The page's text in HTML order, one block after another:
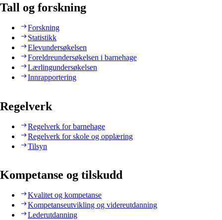
Tall og forskning
Forskning
Statistikk
Elevundersøkelsen
Foreldreundersøkelsen i barnehage
Lærlingundersøkelsen
Innrapportering
Regelverk
Regelverk for barnehage
Regelverk for skole og opplæring
Tilsyn
Kompetanse og tilskudd
Kvalitet og kompetanse
Kompetanseutvikling og videreutdanning
Lederutdanning